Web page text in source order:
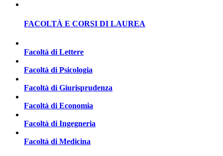
FACOLTÀ E CORSI DI LAUREA
Facoltà di Lettere
Facoltà di Psicologia
Facoltà di Giurisprudenza
Facoltà di Economia
Facoltà di Ingegneria
Facoltà di Medicina